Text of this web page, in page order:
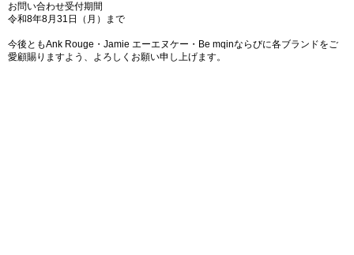
お問い合わせ受付期間
令和8年8月31日（月）まで
今後ともAnk Rouge・Jamie エーエヌケー・Be mqinならびに各ブランドをご
愛顧賜りますよう、よろしくお願い申し上げます。